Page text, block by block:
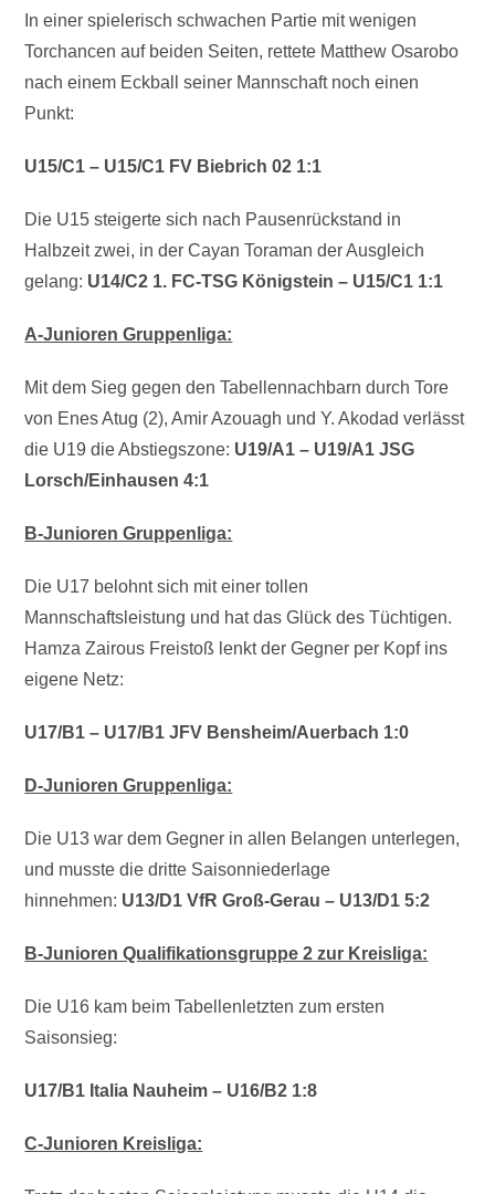
In einer spielerisch schwachen Partie mit wenigen
Torchancen auf beiden Seiten, rettete Matthew Osarobo
nach einem Eckball seiner Mannschaft noch einen
Punkt:
U15/C1 – U15/C1 FV Biebrich 02 1:1
Die U15 steigerte sich nach Pausenrückstand in
Halbzeit zwei, in der Cayan Toraman der Ausgleich
gelang: U14/C2 1. FC-TSG Königstein – U15/C1 1:1
A-Junioren Gruppenliga:
Mit dem Sieg gegen den Tabellennachbarn durch Tore
von Enes Atug (2), Amir Azouagh und Y. Akodad verlässt
die U19 die Abstiegszone: U19/A1 – U19/A1 JSG
Lorsch/Einhausen 4:1
B-Junioren Gruppenliga:
Die U17 belohnt sich mit einer tollen
Mannschaftsleistung und hat das Glück des Tüchtigen.
Hamza Zairous Freistoß lenkt der Gegner per Kopf ins
eigene Netz:
U17/B1 – U17/B1 JFV Bensheim/Auerbach 1:0
D-Junioren Gruppenliga:
Die U13 war dem Gegner in allen Belangen unterlegen,
und musste die dritte Saisonniederlage
hinnehmen: U13/D1 VfR Groß-Gerau – U13/D1 5:2
B-Junioren Qualifikationsgruppe 2 zur Kreisliga:
Die U16 kam beim Tabellenletzten zum ersten
Saisonsieg:
U17/B1 Italia Nauheim – U16/B2 1:8
C-Junioren Kreisliga: